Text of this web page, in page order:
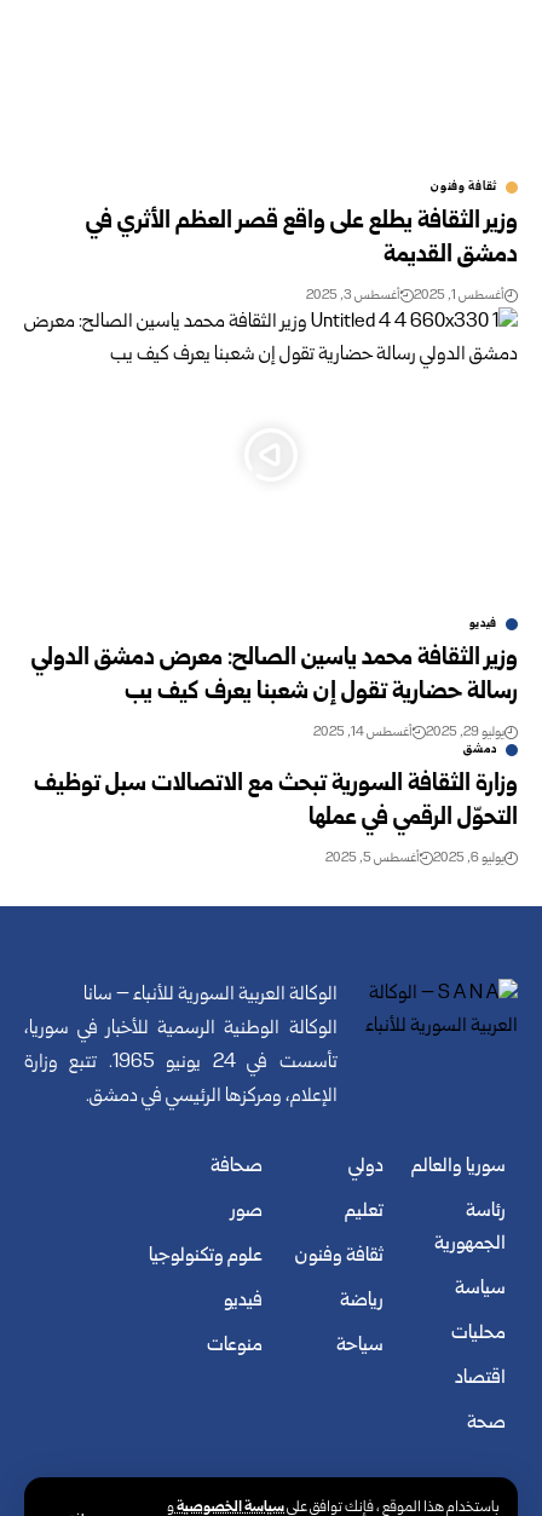
باستخدام هذا الموقع ، فإنك توافق علىسياسة الخصوصيةو
ثقافة وفنون
وزير الثقافة يطلع على واقع قصر العظم الأثري في
دمشق القديمة
أغسطس 1, 2025 أغسطس 3, 2025
فيديو
وزير الثقافة محمد ياسين الصالح: معرض دمشق الدولي
رسالة حضارية تقول إن شعبنا يعرف كيف يب
يوليو 29, 2025 أغسطس 14, 2025
دمشق
وزارة الثقافة السورية تبحث مع الاتصالات سبل توظيف
التحوّل الرقمي في عملها
يوليو 6, 2025 أغسطس 5, 2025
الوكالة العربية السورية للأنباء – سانا
الوكالة الوطنية الرسمية للأخبار في سوريا،
تأسست في 24 يونيو 1965. تتبع وزارة
الإعلام، ومركزها الرئيسي في دمشق.
سوريا والعالم
رئاسة
الجمهورية
سياسة
محليات
اقتصاد
صحة
دولي
تعليم
ثقافة وفنون
رياضة
سياحة
صحافة
صور
علوم وتكنولوجيا
فيديو
منوعات